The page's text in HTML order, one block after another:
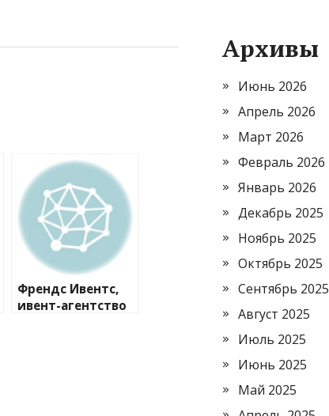
Френдс Ивентс,
ивент-агентство
Архивы
Июнь 2026
Апрель 2026
Март 2026
Февраль 2026
Январь 2026
Декабрь 2025
Ноябрь 2025
Октябрь 2025
Сентябрь 2025
Август 2025
Июль 2025
Июнь 2025
Май 2025